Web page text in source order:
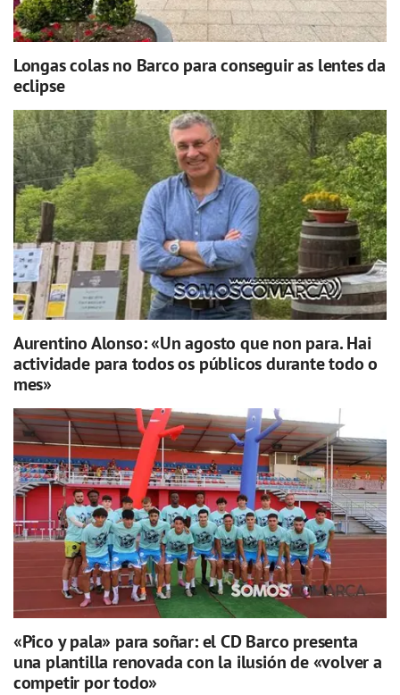
Longas colas no Barco para conseguir as lentes da
eclipse
Aurentino Alonso: «Un agosto que non para. Hai
actividade para todos os públicos durante todo o
mes»
«Pico y pala» para soñar: el CD Barco presenta
una plantilla renovada con la ilusión de «volver a
competir por todo»